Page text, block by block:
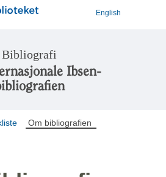
English
Bibliografi
Ibsen-
Om bibliografien